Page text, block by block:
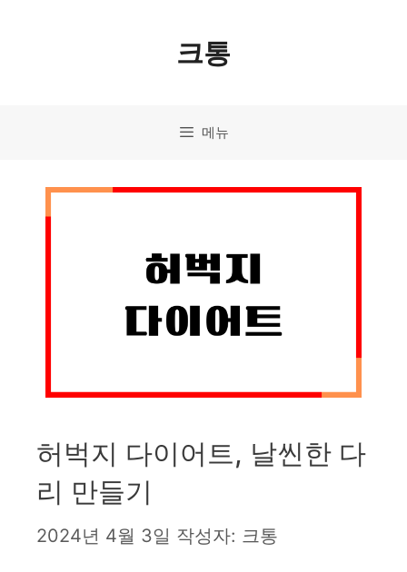
크통
메뉴
허벅지 다이어트, 날씬한 다
리 만들기
2024년 4월 3일 작성자: 크통